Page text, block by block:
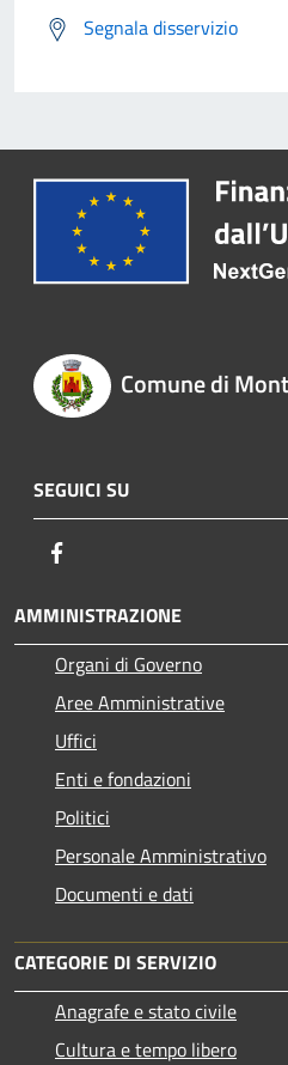
Segnala disservizio
Comune di
SEGUICI SU
AMMINISTRAZIONE
Organi di Governo
Aree Amministrative
Uffici
Enti e fondazioni
Politici
Personale Amministrativo
Documenti e dati
CATEGORIE DI SERVIZIO
Anagrafe e stato civile
Cultura e tempo libero